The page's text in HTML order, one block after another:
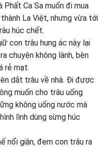
Ca Sa muốn đi mua
La Việt, nhưng vừa tới
húc chết.
con trâu hung ác này lại
chuyện không lành, bèn
rẻ mạt.
dắt trâu về nhà. Đi được
muốn cho trâu uống
không uống nước mà
lình dùng sừng húc
nổi giận, đem con trâu ra